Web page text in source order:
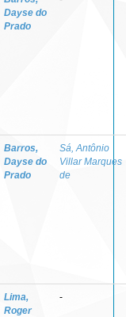
Dayse do
Prado
Barros,
Dayse do
Prado
Sá, Antônio
Villar Marques
de
Lima,
Roger
-